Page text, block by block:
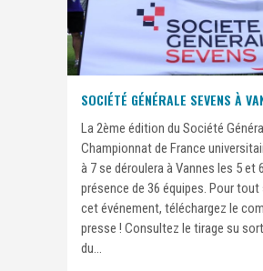
SOCIÉTÉ GÉNÉRALE SEVENS À
La 2ème édition du Société
Championnat de France
à 7 se déroulera à Vannes les 5 et
présence de 36 équipes. Pour tout
cet événement, téléchargez le
presse ! Consultez le tirage su
du...